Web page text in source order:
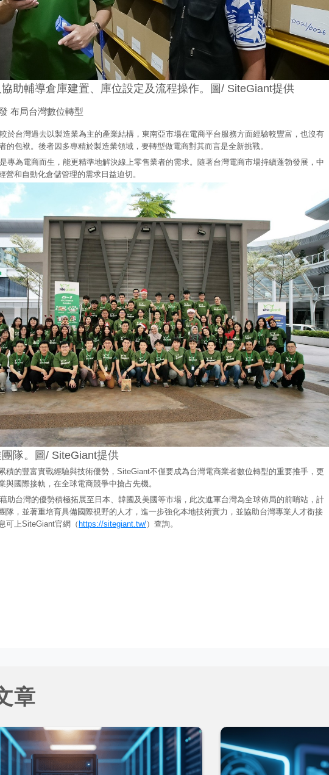
助輔導倉庫建置、庫位設定及流程操作。圖/ SiteGiant提供
布局台灣數位轉型
於台灣過去以製造業為主的產業結構，東南亞市場在電商平台服務方面經驗較豐富，也沒有
的包袱。後者因多專精於製造業領域，要轉型做電商對其而言是全新挑戰。
專為電商而生，能更精準地解決線上零售業者的需求。隨著台灣電商市場持續蓬勃發展，中
營和自動化倉儲管理的需求日益迫切。
隊。圖/ SiteGiant提供
積的豐富實戰經驗與技術優勢，SiteGiant不僅要成為台灣電商業者數位轉型的重要推手，更
與國際接軌，在全球電商競爭中搶占先機。
助台灣的優勢積極拓展至日本、韓國及美國等市場，此次進軍台灣為全球佈局的前哨站，計
隊，並著重培育具備國際視野的人才，進一步強化本地技術實力，並協助台灣專業人才銜接
可上SiteGiant官網（ https://sitegiant.tw/）查詢。
章